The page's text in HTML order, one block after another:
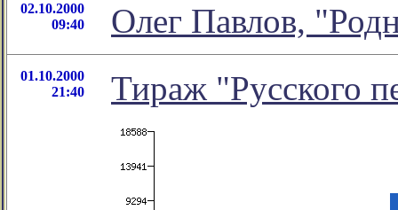
02.10.2000
09:40
Олег Павлов,
01.10.2000
21:40
Тираж "Русского